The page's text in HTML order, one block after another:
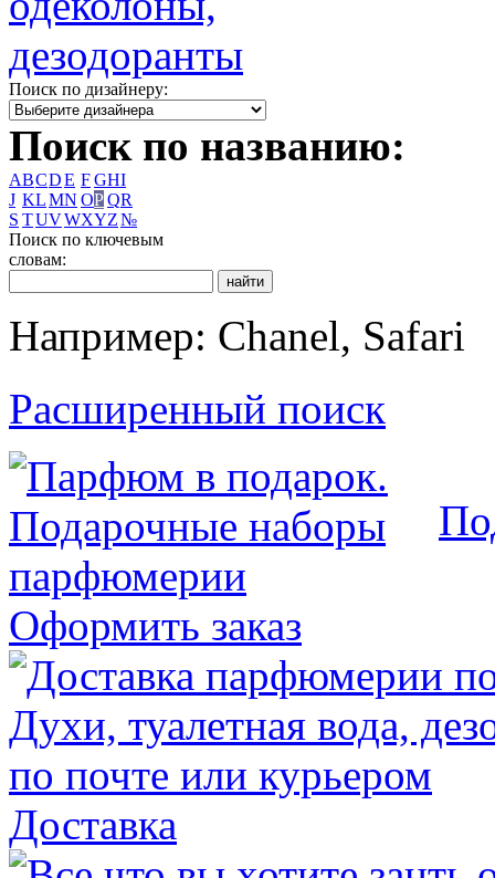
Поиск по дизайнеру:
Поиск по названию:
ABCDE FGHI
J KLMN OPQR
S TUVWXYZ№
Поиск по ключевым
словам:
Например: Chanel, Safari
Расширенный поиск
Оформить заказ
Доставка